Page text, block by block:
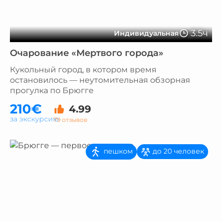
Индивидуальная 3.5ч
Очарование «Мертвого города»
Кукольный город, в котором время
остановилось — неутомительная обзорная
прогулка по Брюгге
210€ 4.99
79 отзывов
за экскурсию
пешком до 20 человек